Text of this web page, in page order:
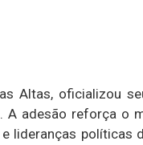
Altas, oficializou
A adesão reforça o
lideranças políticas